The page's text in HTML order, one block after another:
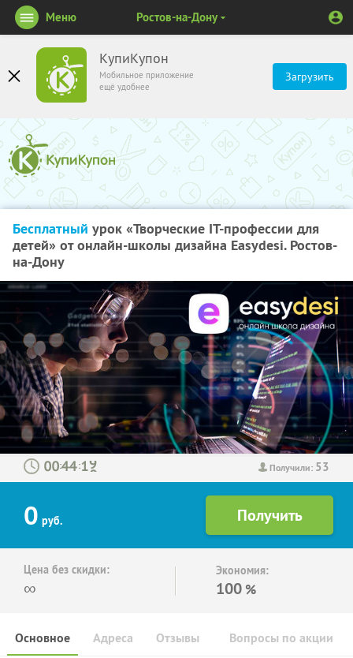
КупиКупон
Мобильное приложение
ещё удобнее
Загрузить
Меню Ростов-на-Дону
Бесплатный урок «Творческие IT-профессии для
детей» от онлайн-школы дизайна Easydesi. Ростов-
на-Дону
Получили: 53
: :
0 руб.
Цена без скидки:
∞
Экономия:
100 %
Основное Отзывы Вопросы по акции
Адреса